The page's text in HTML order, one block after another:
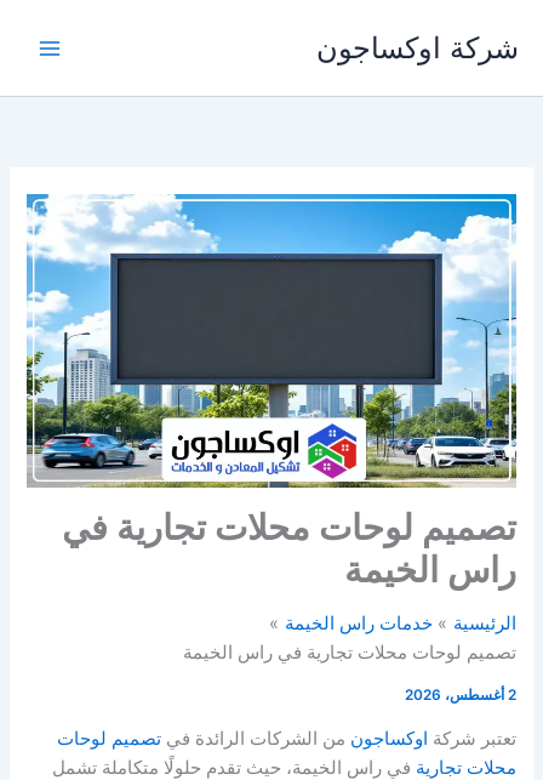
المحتوى
شركة اوكساجون
تصميم لوحات محلات تجارية في
راس الخيمة
الرئيسية
خدمات راس الخيمة
تصميم لوحات محلات تجارية في راس الخيمة
2 أغسطس، 2026
تعتبر شركة اوكساجون من الشركات الرائدة فيتصميم لوحات
محلات تجارية في راس الخيمة، حيث تقدم حلولًا متكاملة تشمل